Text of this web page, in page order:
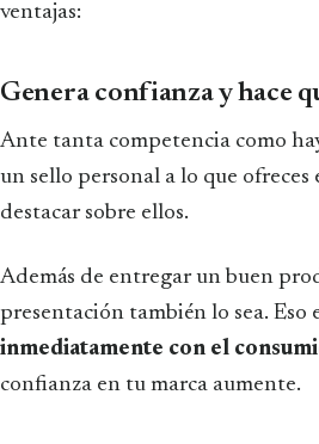
ventajas:
Genera confianza y hace
Ante tanta competencia como
un sello personal a lo que ofreces
destacar sobre ellos.
Además de entregar un buen
presentación también lo sea. Eso
inmediatamente con el
confianza en tu marca aumente.